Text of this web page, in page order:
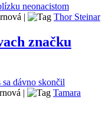
| Thor Steinar
značku
|
Tamara